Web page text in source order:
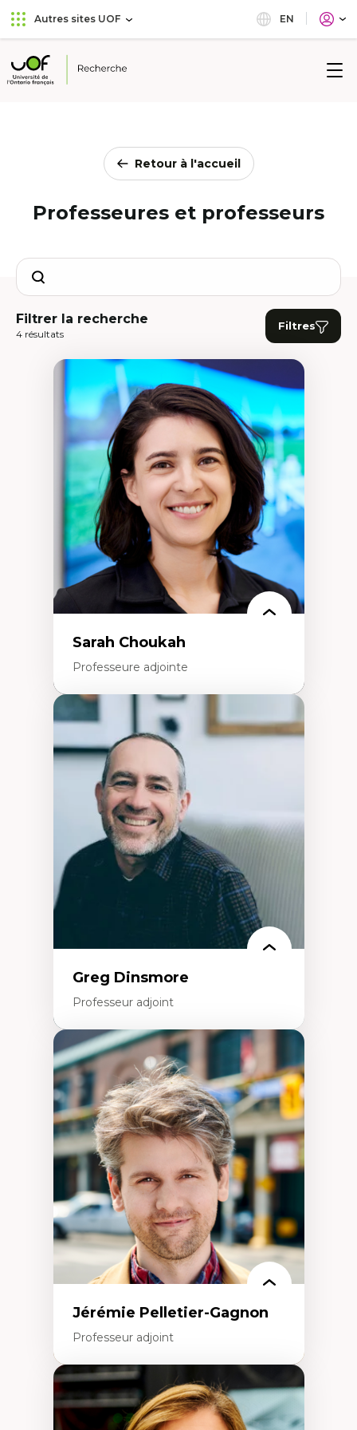
Aller
au
principal
Passer
au
Autres sites UOF EN
Université
Retour à l'accueil
Professeures et professeurs
Search
Filtrer la recherche
4 résultats
Filtres
Sarah Choukah
Professeure adjointe
Expertises
Démocratisation des nouvelles
technologies et biotechnologies
Données ouvertes
Bioart, programmation et électronique
créatives
Histoire sociale et culturelle des
technologies numériques
Résistances et droits numériques
Internet des objets
Métavers
Problématiques relatives à l’intelligence
artificielle, l’apprentissage machine et les
Féminismes et nouvelles technologies
Greg Dinsmore
Professeur adjoint
Expertises
Fragmentation des auditoires médiatiques
Analyse multi-plateforme des auditoires
médiatiques
Analyse des comportements numériques à
travers les données massives et l’IA
Recherche quantitative et qualitative sur
les auditoires médiatiques
Épistémologie des techniques de recherche
numérique et l’IA
Théorie des droits de la personne
La pensée politique d’Hannah Arendt
La pensée politique à l’ère numérique
Justice internationale et normes
internationales
Jérémie Pelletier-Gagnon
Professeur adjoint
Expertises
Études du jeu vidéo
Fouille de textes